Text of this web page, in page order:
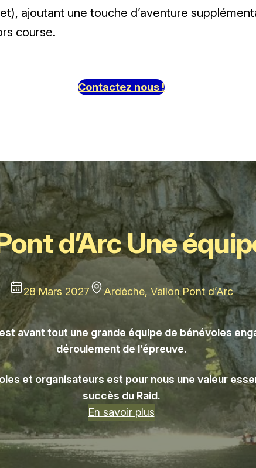
ajoutant une touche d’aventure
course.
Contactez nous !
d’Arc Une
28 Mars 2027 Ardèche, Vallon Pont d’Arc
avant tout une grande équipe de bénévoles
déroulement de l’épreuve.
et organisateurs est pour nous une valeur
succès du Raid.
En savoir plus